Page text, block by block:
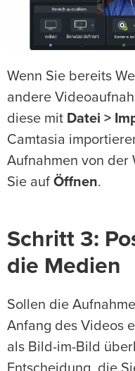
Wenn Sie bereits
andere
diese mit Datei >
Camtasia
Aufnahmen von der
Sie auf Öffnen.
Schritt 3:
die Medien
Sollen die
Anfang des Videos
als Bild-im-Bild
Entscheidung, die